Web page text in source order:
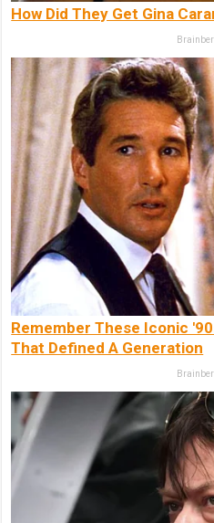
How Did They Get Gina
Remember These Iconic
That Defined A Generation